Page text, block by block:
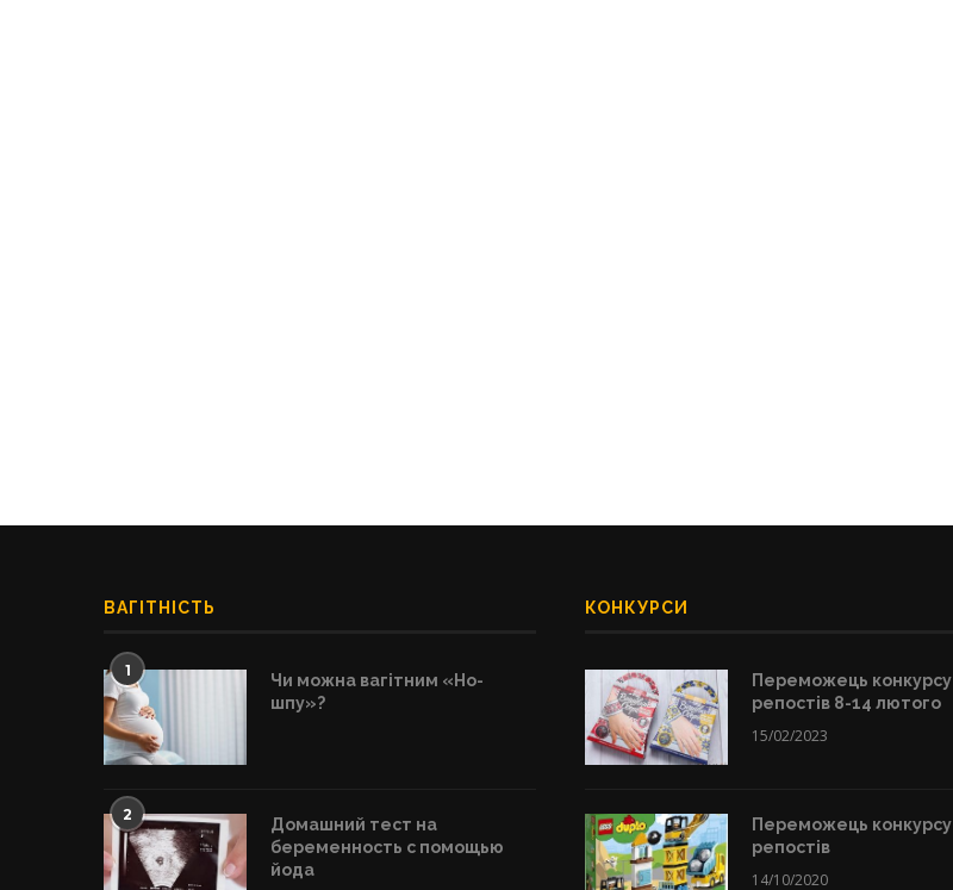
ВАГІТНІСТЬ
1
Чи можна вагітним «Но-
шпу»?
2
Домашний тест на
беременность с помощью
йода
КОНКУРСИ
Переможець конкурсу
репостів 8-14 лютого
15/02/2023
Переможець конкурсу
репостів
14/10/2020